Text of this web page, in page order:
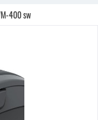
400 sw